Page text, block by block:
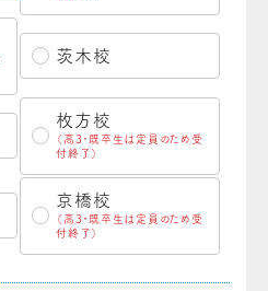
茨木校
枚方校
（高3・既卒生は定員のため受
付終了）
京橋校
（高3・既卒生は定員のため受
付終了）